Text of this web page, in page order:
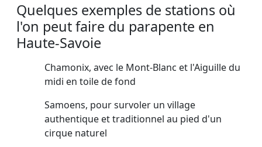
Quelques exemples de stations où
l'on peut faire du parapente en
Haute-Savoie
Chamonix, avec le Mont-Blanc et l'Aiguille du
midi en toile de fond
Samoens, pour survoler un village
authentique et traditionnel au pied d'un
cirque naturel